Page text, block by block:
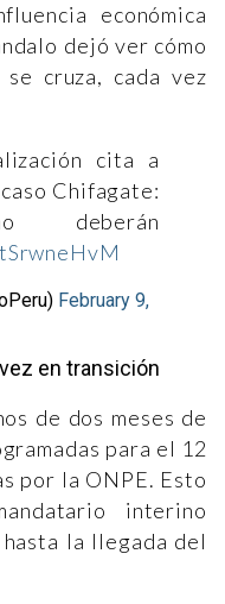
económica
dejó ver cómo
cruza, cada vez
cita a
Chifagate:
deberán
February 9,
en transición
de dos meses de
para el 12
por la ONPE. Esto
interino
la llegada del